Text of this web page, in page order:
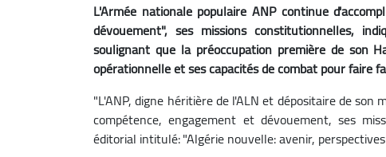
L'Armée nationale populaire ANP continue
dévouement", ses missions constitutionnelles,
soulignant que la préoccupation première de son
opérationnelle et ses capacités de combat pour faire
"L'ANP, digne héritière de l'ALN et dépositaire de son
compétence, engagement et dévouement, ses
éditorial intitulé: "Algérie nouvelle: avenir,